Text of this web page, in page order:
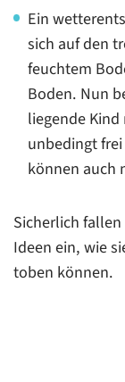
Ein
sich auf den
feuchtem
Boden. Nun
liegende
unbedingt
können auch
Sicherlich
Ideen ein, wie
toben können.